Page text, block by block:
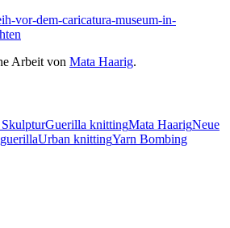
Arbeit von Mata Haarig.
Guerilla knittingMata HaarigNeue
Urban knittingYarn Bombing